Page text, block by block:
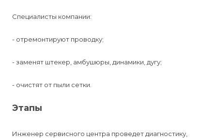
Специалисты компании:
- отремонтируют проводку;
- заменят штекер, амбушюры, динамики, дугу;
- очистят от пыли сетки.
Этапы
Инженер сервисного центра проведет диагностику,